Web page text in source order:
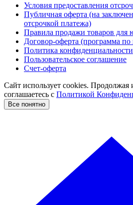
Условия предоставления
Публичная оферта (на
отсрочкой платежа)
Правила продажи товаров для
Договор-оферта (программа
Политика конфиденциальности
Пользовательское соглашение
Счет-оферта
Сайт использует cookies. Продолжая
соглашаетесь c Политикой
Все понятно